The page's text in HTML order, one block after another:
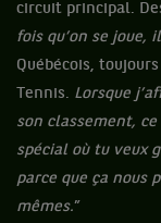
circuit principal.
fois qu’on se joue,
Québécois,
Tennis. Lorsque
son classement,
spécial où tu veux
parce que ça nous
mêmes.”